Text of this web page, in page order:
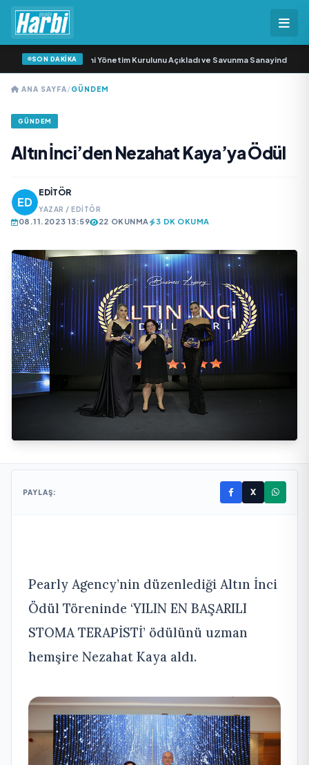
SON DAKİKA
Sanayi AŞ Yeni Yönetim Kurulunu Açıkladı ve Savunma Sanayinde
ANA SAYFA/GÜNDEM
GÜNDEM
Altın İnci’den Nezahat Kaya’ya Ödül
EDITÖR
YAZAR / EDITÖR
08.11.2023 13:59 22 OKUNMA 3 DK OKUMA
PAYLAŞ: X
Pearly Agency’nin düzenlediği Altın İnci
Ödül Töreninde ‘YILIN EN BAŞARILI
STOMA TERAPİSTİ’ ödülünü uzman
hemşire Nezahat Kaya aldı.